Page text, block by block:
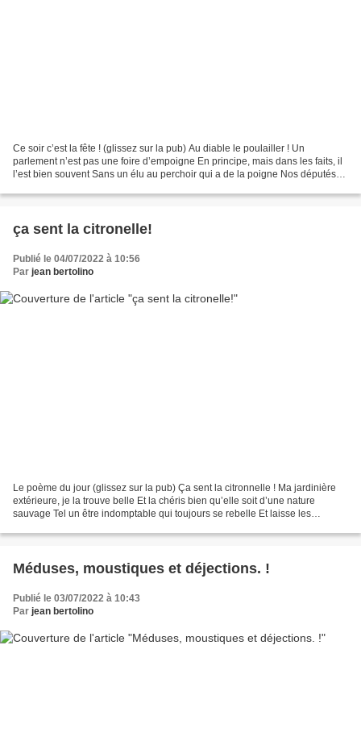
Ce soir c’est la fête ! (glissez sur la pub) Au diable le poulailler ! Un
parlement n’est pas une foire d’empoigne En principe, mais dans les faits, il
l’est bien souvent Sans un élu au perchoir qui a de la poigne Nos députés
ça sent la citronelle!
Publié le 04/07/2022 à 10:56
Par jean bertolino
Le poème du jour (glissez sur la pub) Ça sent la citronnelle ! Ma jardinière
extérieure, je la trouve belle Et la chéris bien qu’elle soit d’une nature
sauvage Tel un être indomptable qui toujours se rebelle Et laisse les
Méduses, moustiques et déjections. !
Publié le 03/07/2022 à 10:43
Par jean bertolino